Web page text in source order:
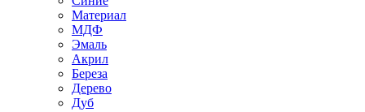
Материал
МДФ
Эмаль
Акрил
Береза
Дерево
Дуб